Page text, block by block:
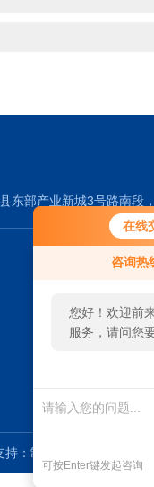
在线
咨询热
您好！欢迎前
服务，请问您
可按Enter键发起咨询
东部产业新城3号路南段
： 制药网